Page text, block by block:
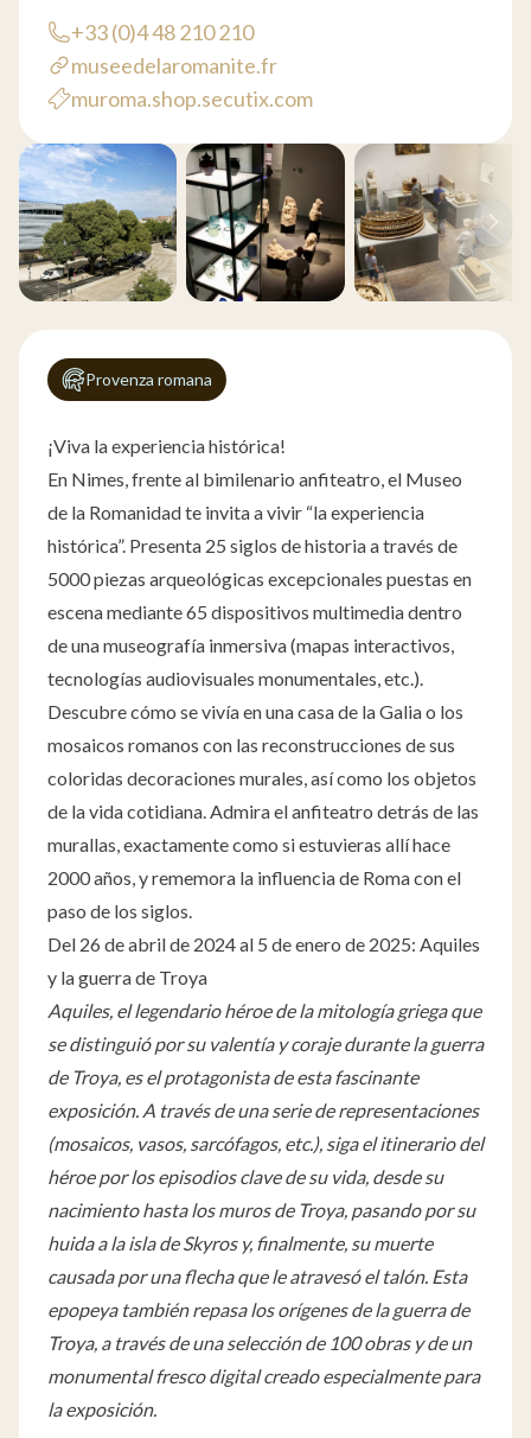
+33 (0)4 48 210 210
museedelaromanite.fr
muroma.shop.secutix.com
Provenza romana
¡Viva la experiencia histórica!
En Nimes, frente al bimilenario anfiteatro, el Museo
de la Romanidad te invita a vivir “la experiencia
histórica”. Presenta 25 siglos de historia a través de
5000 piezas arqueológicas excepcionales puestas en
escena mediante 65 dispositivos multimedia dentro
de una museografía inmersiva (mapas interactivos,
tecnologías audiovisuales monumentales, etc.).
Descubre cómo se vivía en una casa de la Galia o los
mosaicos romanos con las reconstrucciones de sus
coloridas decoraciones murales, así como los objetos
de la vida cotidiana. Admira el anfiteatro detrás de las
murallas, exactamente como si estuvieras allí hace
2000 años, y rememora la influencia de Roma con el
paso de los siglos.
Del 26 de abril de 2024 al 5 de enero de 2025: Aquiles
y la guerra de Troya
Aquiles, el legendario héroe de la mitología griega que
se distinguió por su valentía y coraje durante la guerra
de Troya, es el protagonista de esta fascinante
exposición. A través de una serie de representaciones
(mosaicos, vasos, sarcófagos, etc.), siga el itinerario del
héroe por los episodios clave de su vida, desde su
nacimiento hasta los muros de Troya, pasando por su
huida a la isla de Skyros y, finalmente, su muerte
causada por una flecha que le atravesó el talón. Esta
epopeya también repasa los orígenes de la guerra de
Troya, a través de una selección de 100 obras y de un
monumental fresco digital creado especialmente para
la exposición.